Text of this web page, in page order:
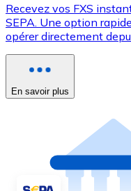
Recevez vos FXS
SEPA. Une option
opérer directement
En savoir plus